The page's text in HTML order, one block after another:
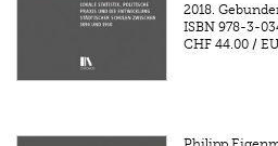
2018.
ISBN 978-3-
CHF 44.00 /